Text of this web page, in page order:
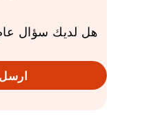
هل لديك سؤال